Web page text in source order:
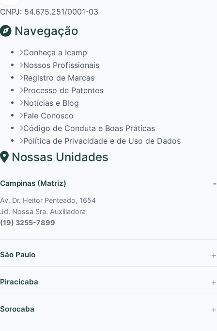
CNPJ: 54.675.251/0001-03
Navegação
Conheça a Icamp
Nossos Profissionais
Registro de Marcas
Processo de Patentes
Notícias e Blog
Fale Conosco
Código de Conduta e Boas Práticas
Política de Privacidade e de Uso de Dados
Nossas Unidades
Campinas (Matriz)
Av. Dr. Heitor Penteado, 1654
Jd. Nossa Sra. Auxiliadora
(19) 3255-7899
São Paulo
Piracicaba
Sorocaba